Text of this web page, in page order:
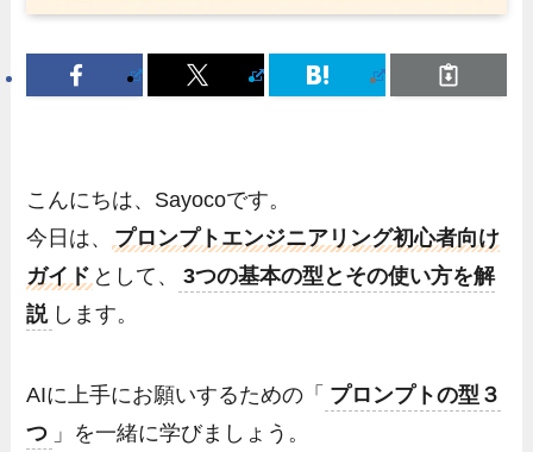
こんにちは、Sayocoです。
今日は、
プロンプトエンジニアリング初心者向け
ガイド として、
3つの基本の型とその使い方を解
説 します。
AIに上手にお願いするための「 プロンプトの型３
つ 」を一緒に学びましょう。